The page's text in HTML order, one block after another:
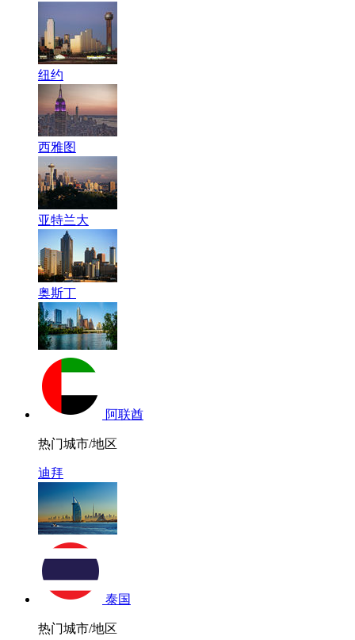
纽约
西雅图
亚特兰大
奥斯丁
阿联酋
热门城市/地区
迪拜
泰国
热门城市/地区